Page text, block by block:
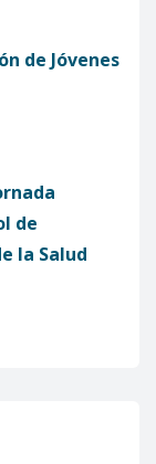
de Jóvenes
de
la Salud